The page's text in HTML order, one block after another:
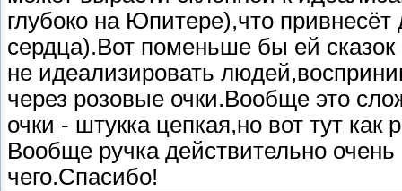
глубоко на Юпитере),что
сердца).Вот поменьше бы ей
не идеализировать
через розовые очки.Вообще это
очки - штукка цепкая,но вот тут
Вообще ручка действительно
чего.Спасибо!